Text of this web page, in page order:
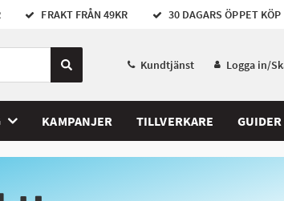
FRAKT FRÅN 49KR 30 DAGARS ÖPPET KÖP
Kundtjänst Logga in/
KAMPANJER TILLVERKARE GUIDER